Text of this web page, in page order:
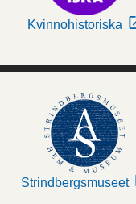
Kvinnohistoriska
Strindbergsmuseet